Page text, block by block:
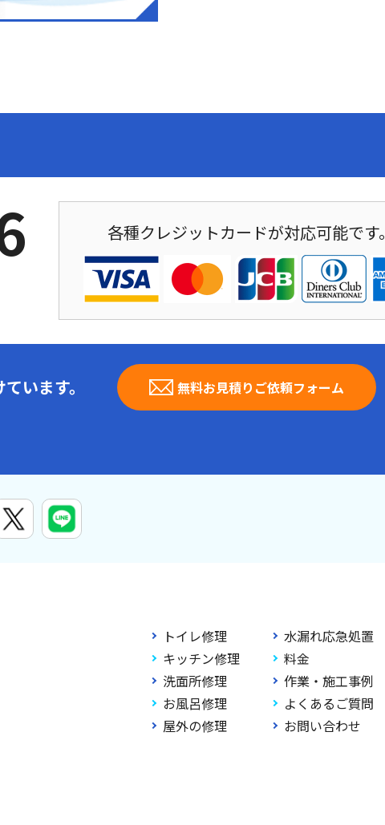
各種クレジットカードが対応可能です。
います。 無料お見積りご依頼フォーム
トイレ修理
キッチン修理
洗面所修理
お風呂修理
屋外の修理
水漏れ応急処置
料金
作業・施工事例
よくあるご質問
お問い合わせ